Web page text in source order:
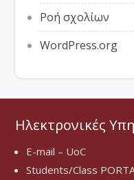
Ροή σχολίων
WordPress.org
Ηλεκτρονικές
E-mail – UoC
Students/Class